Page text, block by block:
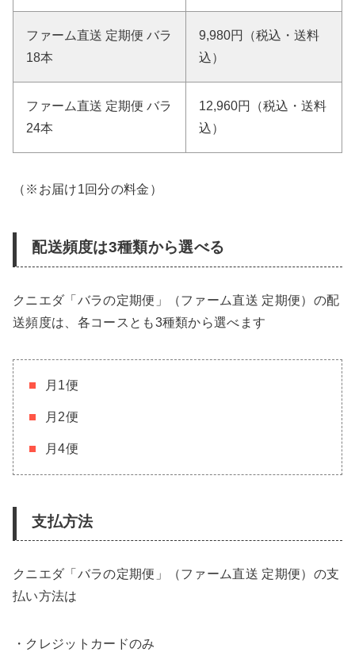
ファーム直送 定期便 バラ
18本
9,980円（税込・送料
込）
ファーム直送 定期便 バラ
24本
12,960円（税込・送料
込）
（※お届け1回分の料金）
配送頻度は3種類から選べる
クニエダ「バラの定期便」（ファーム直送 定期便）の配
送頻度は、各コースとも3種類から選べます
月1便
月2便
月4便
支払方法
クニエダ「バラの定期便」（ファーム直送 定期便）の支
払い方法は
・クレジットカードのみ